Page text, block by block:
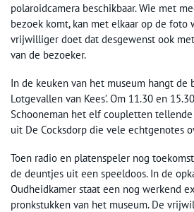
polaroidcamera beschikbaar. Wie met
bezoek komt, kan met elkaar op de foto
vrijwilliger doet dat desgewenst ook
van de bezoeker.
In de keuken van het museum hangt de
Lotgevallen van Kees’. Om 11.30 en
Schooneman het elf coupletten tellende
uit De Cocksdorp die vele echtgenotes
Toen radio en platenspeler nog
de deuntjes uit een speeldoos. In de
Oudheidkamer staat een nog werkend
pronkstukken van het museum. De